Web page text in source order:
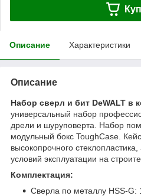
Описание Характеристики
Описание
Набор сверл и бит DeWALT в
универсальный набор
дрели и шуруповерта. Набор
модульный бокс ToughCase.
высокопрочного
условий эксплуатации на
Комплектация:
Сверла по металлу HSS-G: